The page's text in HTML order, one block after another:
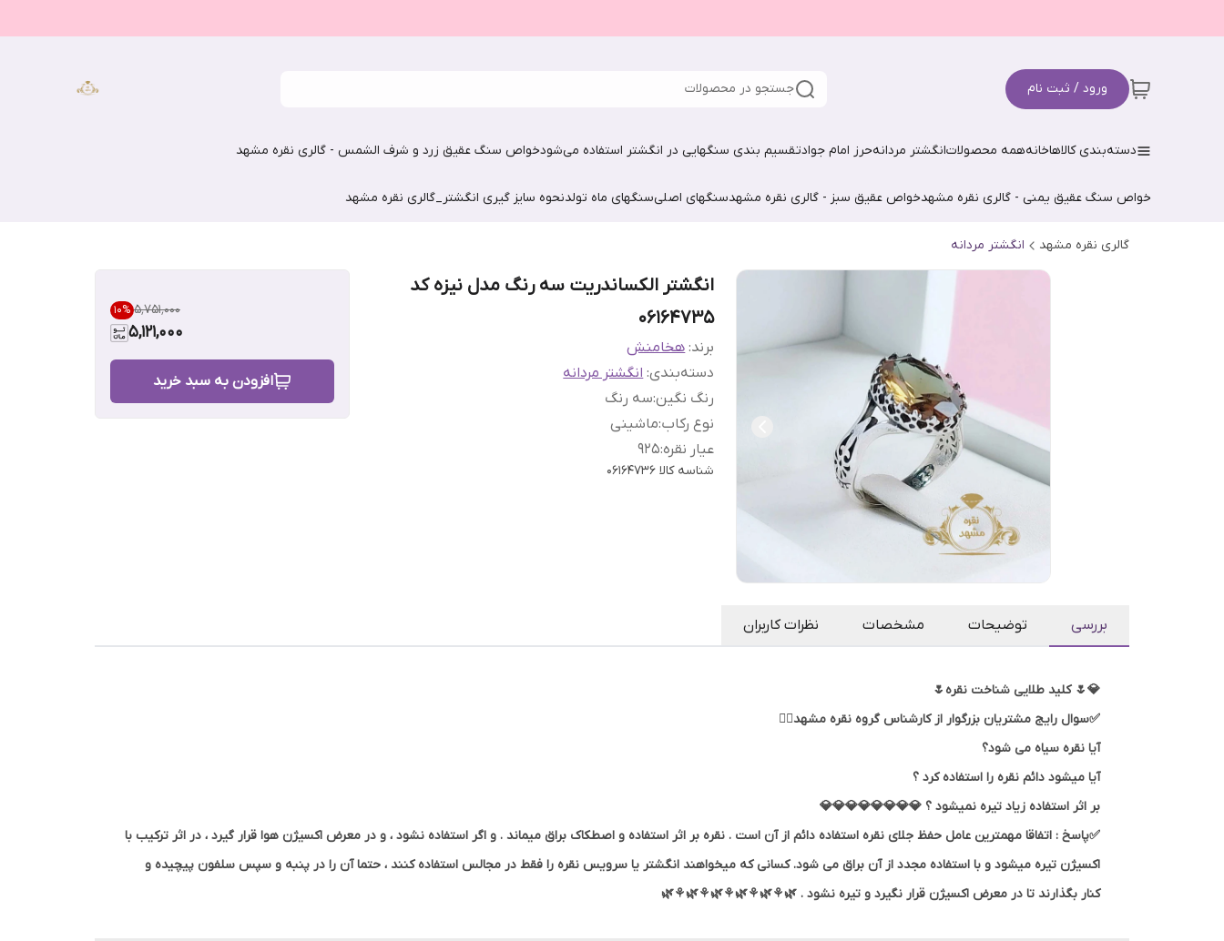
ورود / ثبت نام جستجو در محصولات
دسته‌بندی کالاهاخانههمه محصولاتانگشتر مردانهحرز امام جوادتقسیم بندی سنگهایی در انگشتر استفاده می‌شودخواص سنگ عقیق زرد و شرف الشمس - گالری نقره مشهد
خواص سنگ عقیق یمنی - گالری نقره مشهدخواص عقیق سبز - گالری نقره مشهدسنگهای اصلیسنگهای ماه تولدنحوه سایز گیری انگشتر_گالری نقره مشهد
گالری نقره مشهد انگشتر مردانه
انگشتر الکساندریت سه رنگ مدل نیزه کد
06164735
برند: هخامنش
دسته‌بندی:انگشتر مردانه
رنگ نگین:سه رنگ
نوع رکاب:ماشینی
عیار نقره:
925
شناسه کالا 06164736
۵٬۷۵۱٬۰۰۰ 10%
5,121,000
افزودن به سبد خرید
بررسی توضیحات مشخصات نظرات کاربران
💎🌷 کلید طلایی شناخت نقره🌷
✅سوال رایج مشتریان بزرگوار از کارشناس گروه نقره مشهد👇🏻
آیا نقره سیاه می شود؟
آیا میشود دائم نقره را استفاده کرد ؟
بر اثر استفاده زیاد تیره نمیشود ؟ 💎💎💎💎💎💎💎💎
✅پاسخ : اتفاقا مهمترین عامل حفظ جلای نقره استفاده دائم از آن است . نقره بر اثر استفاده و اصطکاک براق میماند . و اگر استفاده نشود ، و در معرض اکسیژن هوا قرار گیرد ، در اثر ترکیب با
اکسیژن تیره میشود و با استفاده مجدد از آن براق می شود. کسانی که میخواهند انگشتر یا سرویس نقره را فقط در مجالس استفاده کنند ، حتما آن را در پنبه و سپس سلفون پیچیده و
کنار بگذارند تا در معرض اکسیژن قرار نگیرد و تیره نشود . 🌿⚘🌿⚘🌿⚘🌿⚘🌿⚘🌿